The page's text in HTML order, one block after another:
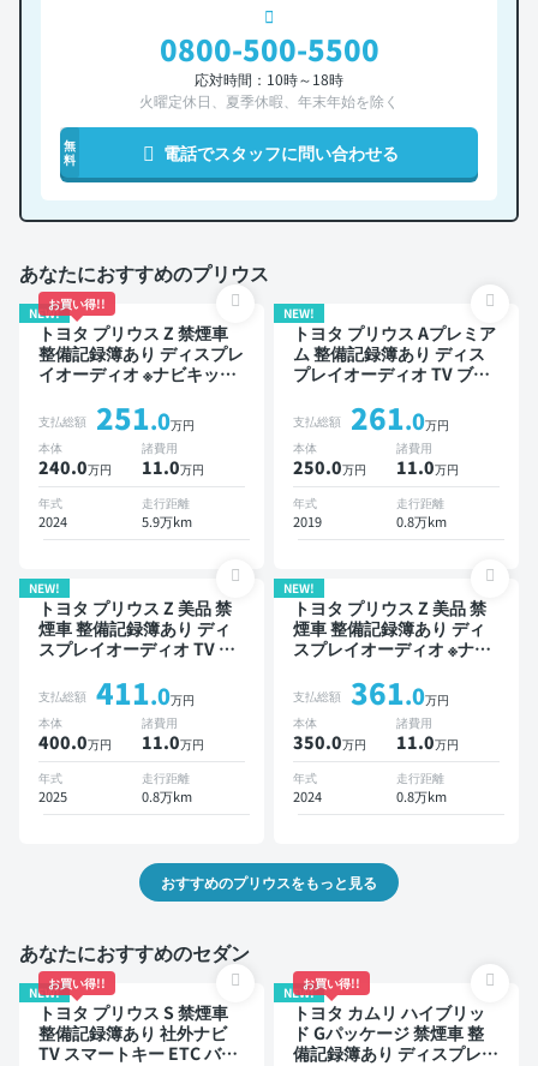
0800-500-5500
応対時間：10時～18時
火曜定休日、夏季休暇、年末年始を除く
無
料
電話でスタッフに問い合わせる
あなたにおすすめのプリウス
NEW!
お買い得!!
トヨタ プリウス Z 禁煙車
整備記録簿あり ディスプレ
イオーディオ ※ナビキット
トモニター デジタルインナ
ーミラー オートクルーズ
スマートキー ETC バック
モニター 全方位カメラ ド
ライブレコーダー 衝突軽減
支払総額 251.0万円
本体
240.0万円
諸費用
11.0万円
年式
2024
走行距離
5.9万km
NEW!
トヨタ プリウス Aプレミア
ム 整備記録簿あり ディス
プレイオーディオ TV ブラ
マートキー ETC バックモ
ニター ドライブレコーダー
衝突軽減
支払総額 261.0万円
本体
250.0万円
諸費用
11.0万円
年式
2019
走行距離
0.8万km
NEW!
トヨタ プリウス Z 美品 禁
煙車 整備記録簿あり ディ
スプレイオーディオ TV ブ
デジタルインナーミラー オ
ートクルーズ スマートキー
ETC サンルーフ 電動バッ
クドア バックモニター 全
方位カメラ ドライブレコー
ダー 衝突軽減
支払総額 411.0万円
本体
400.0万円
諸費用
11.0万円
年式
2025
走行距離
0.8万km
NEW!
トヨタ プリウス Z 美品 禁
煙車 整備記録簿あり ディ
スプレイオーディオ ※ナビ
スポットモニター デジタル
インナーミラー オートクル
ーズ 電動バックドア バッ
クモニター 全方位カメラ
ドライブレコーダー 衝突軽
減
支払総額 361.0万円
本体
350.0万円
諸費用
11.0万円
年式
2024
走行距離
0.8万km
おすすめのプリウスをもっと見る
あなたにおすすめのセダン
NEW!
お買い得!!
トヨタ プリウス S 禁煙車
整備記録簿あり 社外ナビ
TV スマートキー ETC バッ
NEW!
お買い得!!
トヨタ カムリ ハイブリッ
ド Gパッケージ 禁煙車 整
備記録簿あり ディスプレイ